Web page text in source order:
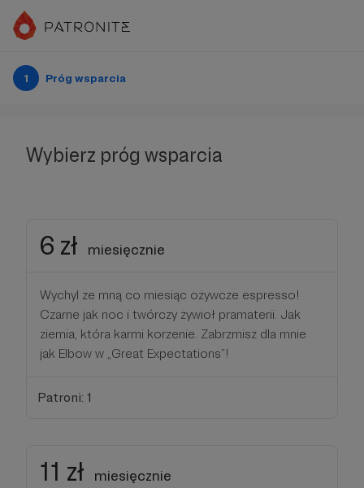
1 Próg wsparcia
Wybierz próg wsparcia
6 zł miesięcznie
Wychyl ze mną co miesiąc ożywcze espresso!
Czarne jak noc i twórczy żywioł pramaterii. Jak
ziemia, która karmi korzenie. Zabrzmisz dla mnie
jak Elbow w „Great Expectations”!
Patroni: 1
11 zł miesięcznie